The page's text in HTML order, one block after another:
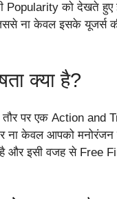
Popularity को देखते
ना केवल इसके यूजर्स
क्या है?
पर एक Action and
केवल आपको मनोरंजन
है और इसी वजह से Free